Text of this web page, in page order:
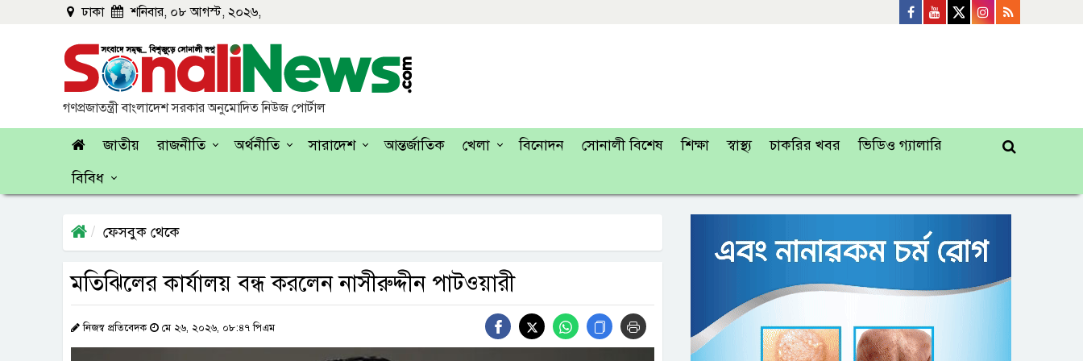
ঢাকা শনিবার, ০৮ আগস্ট, ২০২৬,
গণপ্রজাতন্ত্রী বাংলাদেশ সরকার অনুমোদিত নিউজ পোর্টাল
জাতীয় রাজনীতি অর্থনীতি সারাদেশ আন্তর্জাতিক খেলা বিনোদন সোনালী বিশেষ শিক্ষা স্বাস্থ্য চাকরির খবর
ভিডিও গ্যালারি
বিবিধ
ফেসবুক থেকে
মতিঝিলের কার্যালয় বন্ধ করলেন নাসীরুদ্দীন পাটওয়ারী
নিজস্ব প্রতিবেদক মে ২৬, ২০২৬, ০৮:৪৭ পিএম